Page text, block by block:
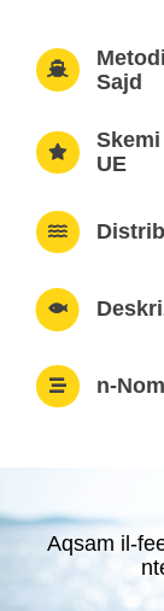
Sajd
UE
n-
Aqsam il-